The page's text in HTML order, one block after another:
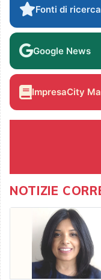
Fonti di
Google News
ImpresaCity
NOTIZIE